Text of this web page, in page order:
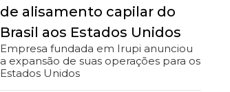
de alisamento capilar do
Brasil aos Estados Unidos
Empresa fundada em Irupi anunciou
a expansão de suas operações para os
Estados Unidos